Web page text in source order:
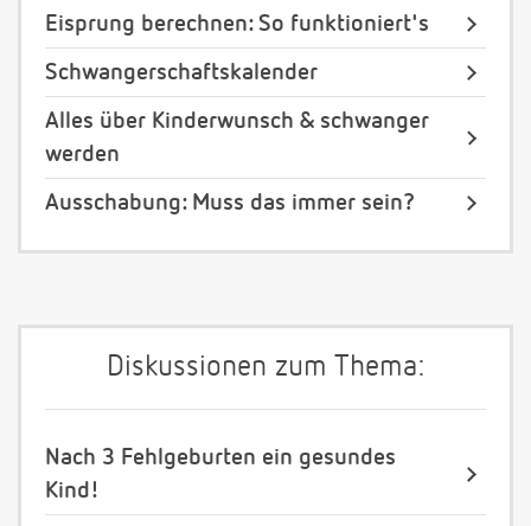
Eisprung berechnen: So funktioniert's
Schwangerschaftskalender
Alles über Kinderwunsch & schwanger
werden
Ausschabung: Muss das immer sein?
Diskussionen zum Thema:
Nach 3 Fehlgeburten ein gesundes
Kind!